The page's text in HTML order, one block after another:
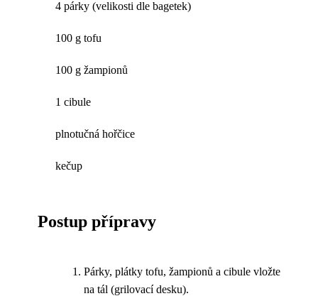
4 párky (velikosti dle bagetek)
100 g tofu
100 g žampionů
1 cibule
plnotučná hořčice
kečup
Postup přípravy
Párky, plátky tofu, žampionů a cibule vložte
na tál (grilovací desku).